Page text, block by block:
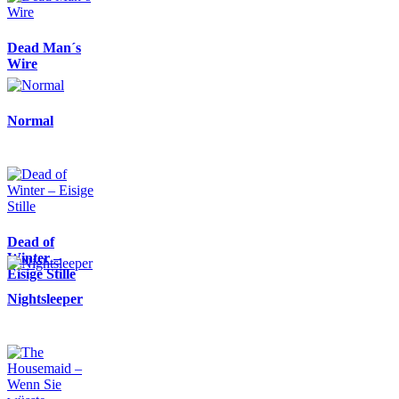
Dead Man´s
Wire
Normal
Dead of
Winter –
Eisige Stille
Nightsleeper